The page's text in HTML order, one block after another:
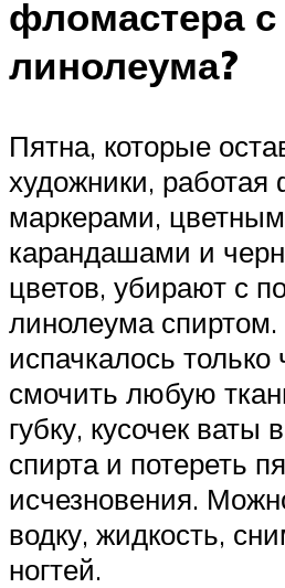
фломастера с
линолеума?
Пятна, которые
художники,
маркерами,
карандашами и
цветов, убирают с
линолеума
испачкалось только
смочить любую
губку, кусочек ваты
спирта и потереть
исчезновения.
водку, жидкость,
ногтей.